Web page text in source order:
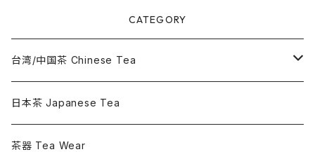
CATEGORY
台湾/中国茶 Chinese Tea
烏龍茶 Oolong Tea
花茶 Flowered Tea
日本茶 Japanese Tea
茶器 Tea Wear